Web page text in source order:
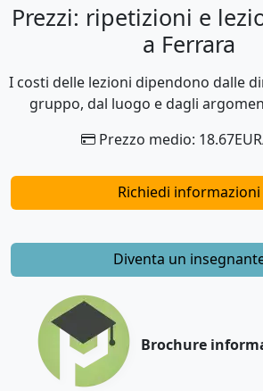
Prezzi: ripetizioni e
a Ferrara
I costi delle lezioni dipendono dalle
gruppo, dal luogo e dagli
Prezzo medio:
Richiedi informazioni
Diventa un
Brochure